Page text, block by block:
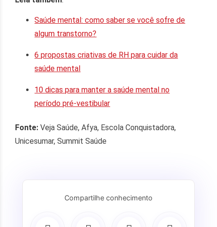
Saúde mental: como saber se você sofre de
algum transtorno?
6 propostas criativas de RH para cuidar da
saúde mental
10 dicas para manter a saúde mental no
período pré-vestibular
Fonte:Veja Saúde, Afya, Escola Conquistadora,
Unicesumar, Summit Saúde
Compartilhe conhecimento